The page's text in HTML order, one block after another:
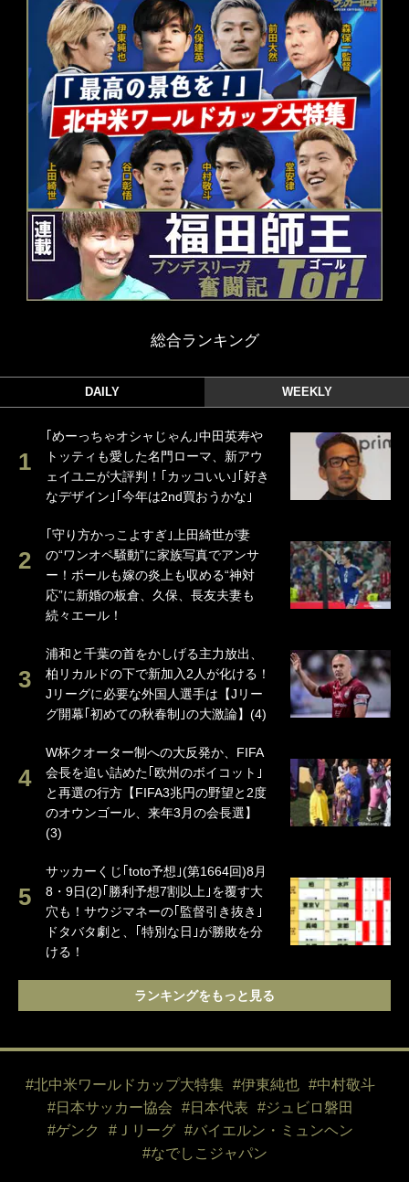
総合ランキング
DAILY WEEKLY
｢めーっちゃオシャじゃん｣中田英寿や
トッティも愛した名門ローマ、新アウ
ェイユニが大評判！｢カッコいい｣｢好き
なデザイン｣｢今年は2nd買おうかな｣
｢守り方かっこよすぎ｣上田綺世が妻
の“ワンオペ騒動”に家族写真でアンサ
ー！ボールも嫁の炎上も収める“神対
応”に新婚の板倉、久保、長友夫妻も
続々エール！
浦和と千葉の首をかしげる主力放出、
柏リカルドの下で新加入2人が化ける！
Jリーグに必要な外国人選手は【Jリー
グ開幕｢初めての秋春制｣の大激論】(4)
W杯クオーター制への大反発か、FIFA
会長を追い詰めた｢欧州のボイコット｣
と再選の行方【FIFA3兆円の野望と2度
のオウンゴール、来年3月の会長選】
(3)
サッカーくじ｢toto予想｣(第1664回)8月
8・9日(2)｢勝利予想7割以上｣を覆す大
穴も！サウジマネーの｢監督引き抜き｣
ドタバタ劇と、｢特別な日｣が勝敗を分
ける！
ランキングをもっと見る
#北中米ワールドカップ大特集 #伊東純也
#中村敬斗
#日本サッカー協会
#日本代表
#ジュビロ磐田
#ゲンク
#Ｊリーグ
#バイエルン・ミュンヘン
#なでしこジャパン